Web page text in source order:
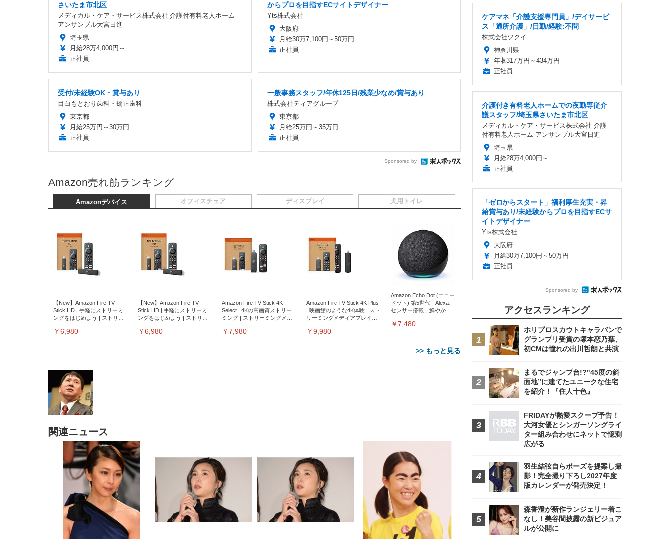
さいたま市北区
メディカル・ケア・サービス株式会社 介護付有料老人ホーム
アンサンブル大宮日進
埼玉県
月給28万4,000円～
正社員
からプロを目指すECサイトデザイナー
Yts株式会社
大阪府
月給30万7,100円～50万円
正社員
受付/未経験OK・賞与あり
目白もとおり歯科・矯正歯科
東京都
月給25万円～30万円
正社員
一般事務スタッフ/年休125日/残業少なめ/賞与あり
株式会社ティアグループ
東京都
月給25万円～35万円
正社員
Sponsored by
Amazon売れ筋ランキング
Amazonデバイス
【New】Amazon Fire TV
Stick HD | 手軽にストリーミ
ングをはじめよう | ストリー
￥6,980
【New】Amazon Fire TV
Stick HD | 手軽にストリーミ
ングをはじめよう | ストリー
￥6,980
Amazon Fire TV Stick 4K
Select | 4Kの高画質ストリー
ミング | ストリーミングメデ
￥7,980
Amazon Fire TV Stick 4K Plus
| 映画館のような4K体験 | スト
リーミングメディアプレイヤ
￥9,980
Amazon Echo Dot (エコー
ドット) 第5世代 - Alexa、
センサー搭載、鮮やかな
￥7,480
>> もっと見る
オフィスチェア
[EdoErgo] オフィスチェア 椅
子 テレワーク 疲れない 跳ね
上げ式アームレスト コンパク
ト 約105度ロッキング pc 事務
椅子 360度回転 座面昇降 強化
ナイロン樹脂ベース 通気性メ
ッシュ 在宅ワーク H-
WY01(黒網+黒枠+黒足)
￥5,699
SIHOO B100 オフィスチェア
／デスクチェア メッシュチェ
ア 人間工学 疲れない ブラッ
ク
￥27,999
チェア 疲れない テレワーク
チェア 強化バックレスト 30
度ロッキング機能 人間工学 椅
子 腰サポート 90度跳ね上げ
式アームレスト 3Dヘッドレス
ト ハンガー付き 高反発クッシ
ョン PCチェア 通気性メッシ
ュ ゲーミング/勉強/事務用 お
しゃれ パソコンチェア (ブラ
ック)
￥7,680
チェア 疲れない テレワーク
チェア 強化バックレスト 30度
ロッキング機能 人間工学 椅子
腰サポート 90度跳ね上げ式ア
ームレスト 3Dヘッドレスト
ハンガー付き 高反発クッショ
ン PCチェア 通気性メッシュ
ゲーミング/勉強/事務用 おし
ゃれ パソコンチェア (ホワイ
ト)
￥7,680
ア デスクチェア 肘なし メ
ッシュ 通気性 ランバーサ
ポート付き 腰サポート ガ
ス圧無段階昇降 360度回
転 キャスター付き コンパ
クト 幅52×奥行58.5×高さ
84～96cm テレワーク 在
宅勤務 ブラック
￥4,139
ディスプレイ
EIZO ビジネス向けプレミア
ムモニター | FlexScan
EV3240X-WT | 31.5型4K
UHD・USB Type-C・ホワイ
￥105,595
EIZO ビジネス向けプレミア
ムモニター | FlexScan
EV2740X-WT | 27.0型4K
UHD・USB Type-C・ホワイ
ト
￥109,572
ク付き（CFI-ZDM1J）
￥49,979
ニター フル
HD（1920×1080）VA 非光
沢 HDMI/DisplayPort/VGA
スピーカー内蔵 高さ調整 ス
イベル VESA対応
ComfortView ビジネス向け
￥15,800
【MiniLED/24.5inch/280Hz/FHD】
GRAPHT THE SHOOTER
Gaming Monitor 24” Essential ゲ
ーミングモニター QD 24.5インチ
1ms FHD 量子ドット 残像低減 (3
年保証 | 輝点保証 | 日本メーカー)
￥34,980
犬用トイレ
Amazonベーシック ペットシ
ーツ 薄型 レギュラー 1回使い
捨て 無香料 ホワイト 300枚
￥3,373
Amazonベーシック ペットシ
ーツ 厚型 ワイド 42枚x2袋(84
枚) ホワイト(吸収面:ライトブ
ルー)
￥3,234
ツ L 中型犬用 26枚入り 単品
￥1,800
ック) 【Amazon.co.jp限定】
Smart Basic アイリスオーヤマ
ペットシーツ 超厚型 お徳用
ワイド 100枚入 (x 1) (ケース
販売)
￥3,670
シーツ 超厚型 お徳用 レギ
ュラー 200枚入
【Amazon.co.jp限定】
￥3,731
関連ニュース
ケアマネ「介護支援専門員」/デイサービ
ス「通所介護」/日勤/経験:不問
株式会社ツクイ
神奈川県
年収317万円～434万円
正社員
介護付き有料老人ホームでの夜勤専従介
護スタッフ/埼玉県さいたま市北区
メディカル・ケア・サービス株式会社 介護
付有料老人ホーム アンサンブル大宮日進
埼玉県
月給28万4,000円～
正社員
「ゼロからスタート」福利厚生充実・昇
給賞与あり/未経験からプロを目指すECサ
イトデザイナー
Yts株式会社
大阪府
月給30万7,100円～50万円
正社員
Sponsored by
アクセスランキング
ホリプロスカウトキャラバンで
グランプリ受賞の塚本恋乃葉、
初CMは憧れの出川哲朗と共演
まるでジャンプ台!?"45度の斜
面地”に建てたユニークな住宅
を紹介！『住人十色』
FRIDAYが熱愛スクープ予告！
大河女優とシンガーソングライ
ター組み合わせにネットで憶測
広がる
羽生結弦自らポーズを提案し撮
影！完全撮り下ろし2027年度
版カレンダーが発売決定！
森香澄が新作ランジェリー着こ
なし！美谷間披露の新ビジュア
ルが公開に